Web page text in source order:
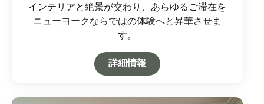
インテリアと絶景が交わり、あらゆるご滞在を
ニューヨークならではの体験へと昇華させま
す。
詳細情報 Open in New Tab